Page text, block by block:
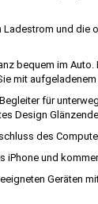
und
bequem im
mit
für
Design
des
iPhone und
Geräten